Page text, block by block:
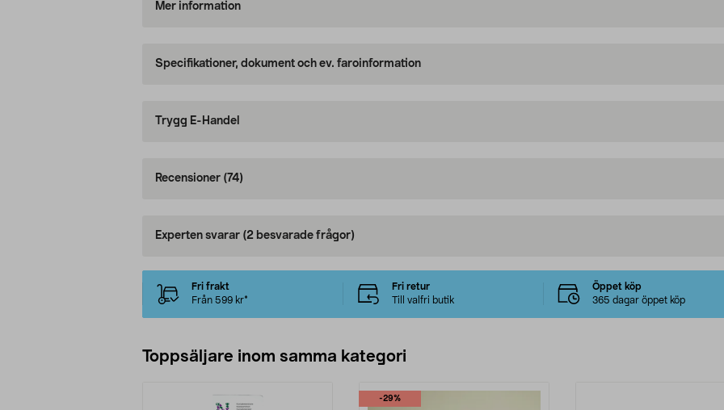
Mer information
Specifikationer, dokument och ev. faroinformation
Trygg E-Handel
Recensioner (74)
Experten svarar (2 besvarade frågor)
Fri frakt
Från 599 kr*
Fri retur
Till valfri butik
Öppet köp
365 dagar öppet köp
Toppsäljare inom samma kategori
-29%